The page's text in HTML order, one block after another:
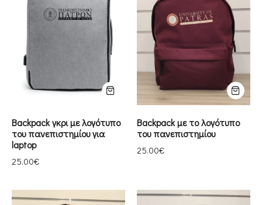
Backpack γκρι με λογότυπο
του πανεπιστημίου για
laptop
25.00€
Backpack με το λογότυπο
του πανεπιστημίου
25.00€